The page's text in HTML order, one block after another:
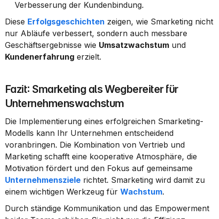
Verbesserung der Kundenbindung.
Diese Erfolgsgeschichten zeigen, wie Smarketing nicht
nur Abläufe verbessert, sondern auch messbare
Geschäftsergebnisse wie Umsatzwachstum
Kundenerfahrung erzielt.
Fazit: Smarketing als Wegbereiter für
Unternehmenswachstum
Die Implementierung eines erfolgreichen Smarketing-
Modells kann Ihr Unternehmen entscheidend
voranbringen. Die Kombination von Vertrieb und
Marketing schafft eine kooperative Atmosphäre, die
Unternehmensziele richtet. Smarketing wird damit zu
einem wichtigen Werkzeug für Wachstum.
Durch ständige Kommunikation und das Empowerment